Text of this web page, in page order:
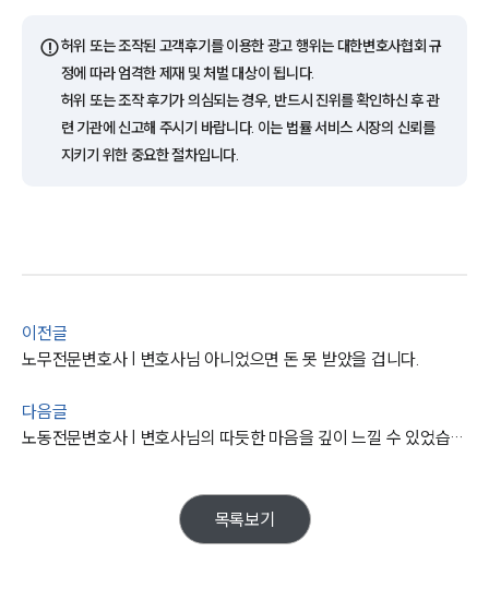
AI대륜
업무사례
주요 업무사례
노동산재그룹 업무
구성원 소개
노동산재전문변호사
⚠️허위 또는 조작된 고객후기를 이용한 광고 행위는 대한변호사협회 규
정에 따라 엄격한 제재 및 처벌 대상이 됩니다.
허위 또는 조작 후기가 의심되는 경우, 반드시 진위를 확인하신 후 관
련 기관에 신고해 주시기 바랍니다. 이는 법률 서비스 시장의 신뢰를
지키기 위한 중요한 절차입니다.
이전글
노무전문변호사 | 변호사님 아니었으면 돈 못 받았을 겁니다.
다음글
노동전문변호사 | 변호사님의 따듯한 마음을 깊이 느낄 수 있었습니다.
목록보기